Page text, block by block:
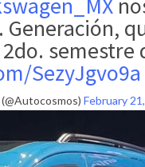
Generación,
semestre
SezyJgvo9a
February